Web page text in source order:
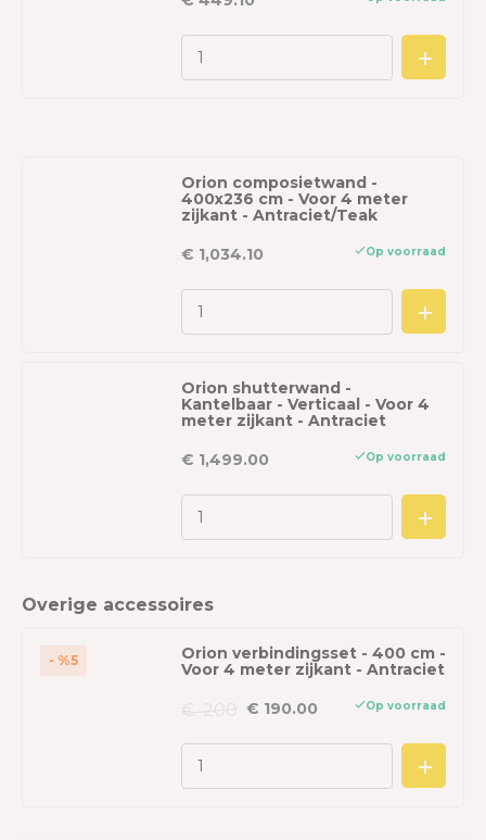
Orion composietwand -
400x236 cm - Voor 4 meter
zijkant - Antraciet/Teak
€ 1,034.10
Op voorraad
Orion shutterwand -
Kantelbaar - Verticaal - Voor 4
meter zijkant - Antraciet
€ 1,499.00
Op voorraad
Overige accessoires
- %5
Orion verbindingsset - 400 cm -
Voor 4 meter zijkant - Antraciet
€ 190.00
Op voorraad